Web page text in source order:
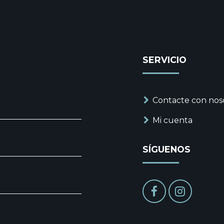
SERVICIO
Contacte con
Mi cuenta
SÍGUENOS